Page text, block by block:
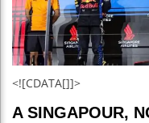
<![CDATA[]]>
A SINGAPOUR,